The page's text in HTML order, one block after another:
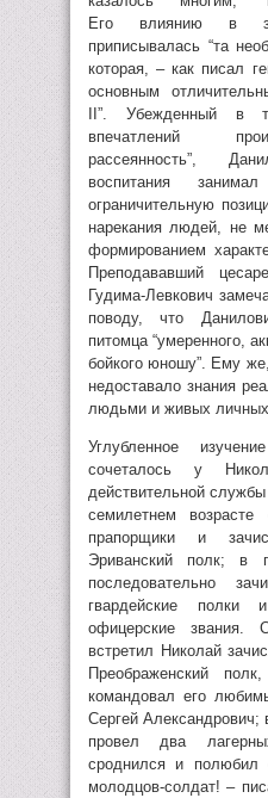
Его влиянию в
приписывалась “та
которая, – как писал
основным
II”. Убежденный в
впечатлений
рассеянность”,
воспитания
ограничительную
нарекания людей, не
формированием
Преподававший
Гудима-Левкович
поводу, что
питомца “умеренного,
бойкого юношу”. Ему
недоставало знания
людьми и живых личных
Углубленное
сочеталось у
действительной
семилетнем
прапорщики и
Эриванский полк; в
последовательно
гвардейские полки
офицерские звания.
встретил Николай
Преображенский
командовал его
Сергей Александрович;
провел два
сроднился и полюбил
молодцов-солдат! –